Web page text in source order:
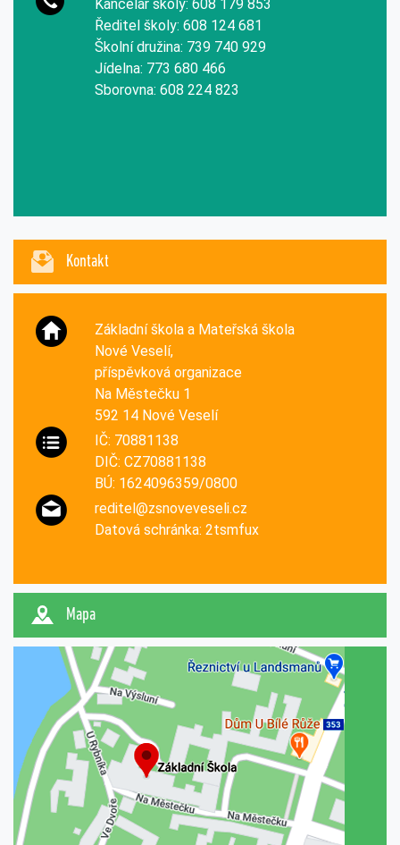
Kancelář školy: 608 179 853
Ředitel školy: 608 124 681
Školní družina: 739 740 929
Jídelna: 773 680 466
Sborovna: 608 224 823
Kontakt
Základní škola a Mateřská škola
Nové Veselí,
příspěvková organizace
Na Městečku 1
592 14 Nové Veselí
IČ: 70881138
DIČ: CZ70881138
BÚ: 1624096359/0800
reditel@zsnoveveseli.cz
Datová schránka: 2tsmfux
Mapa